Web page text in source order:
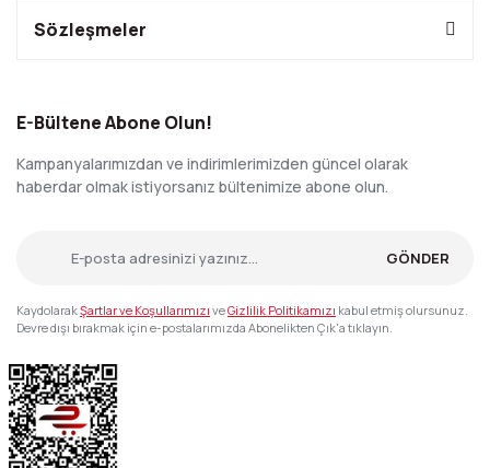
Sözleşmeler
E-Bültene Abone Olun!
Kampanyalarımızdan ve indirimlerimizden güncel olarak
haberdar olmak istiyorsanız bültenimize abone olun.
GÖNDER
KaydolarakŞartlar ve Koşullarımızı veGizlilik Politikamızı kabul etmiş olursunuz.
Devre dışı bırakmak için e-postalarımızda Abonelikten Çık'a tıklayın.